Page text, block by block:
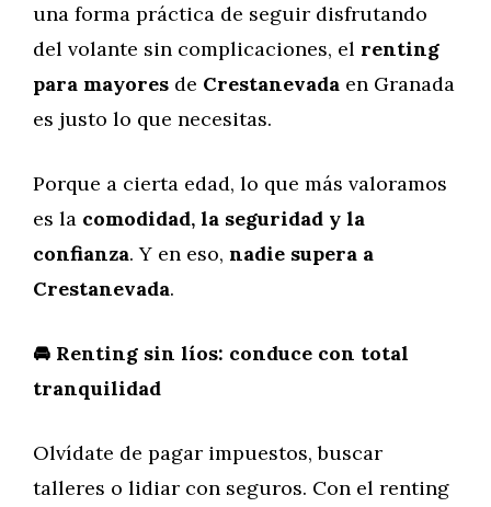
una forma práctica de seguir disfrutando
del volante sin complicaciones, el renting
para mayores de Crestanevada en Granada
es justo lo que necesitas.
Porque a cierta edad, lo que más valoramos
es la comodidad, la seguridad y la
confianza. Y en eso, nadie supera a
Crestanevada.
🚘 Renting sin líos: conduce con total
tranquilidad
Olvídate de pagar impuestos, buscar
talleres o lidiar con seguros. Con el renting